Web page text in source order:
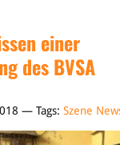
einer
des BVSA
— Tags: Szene